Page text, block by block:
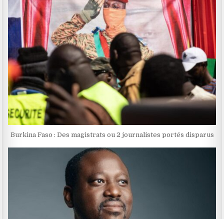
Burkina Faso : Des magistrats ou 2 journalistes portés disparus